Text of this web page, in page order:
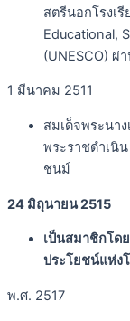
สตรีนอกโรงเ
Educational,
(UNESCO) ผ่
1 มีนาคม 2511
สมเด็จพระนา
พระราชดำเนิ
ชนม์
24 มิถุนายน 2515
เป็นสมาชิกโด
ประโยชน์แห่ง
พ.ศ. 2517